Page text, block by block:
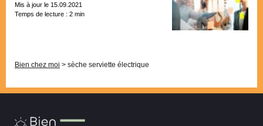
Mis à jour le 15.09.2021
Temps de lecture : 2 min
Bien chez moi > sèche serviette électrique
Bien